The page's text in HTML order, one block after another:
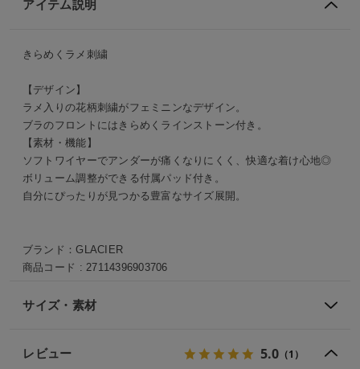
アイテム説明
きらめくラメ刺繍
【デザイン】
ラメ入りの花柄刺繍がフェミニンなデザイン。
ブラのフロントにはきらめくラインストーン付き。
【素材・機能】
ソフトワイヤーでアンダーが痛くなりにくく、快適な着け心地◎
ボリューム調整ができる付属パッド付き。
自分にぴったりが見つかる豊富なサイズ展開。
ブランド：GLACIER
商品コード :27114396903706
サイズ・素材
レビュー 5.0 （1）